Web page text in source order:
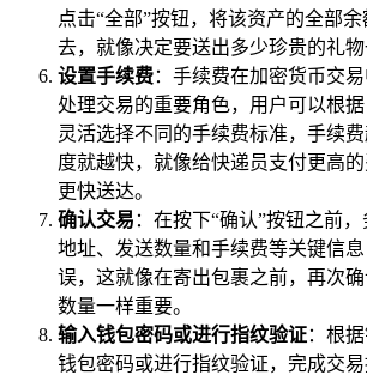
点击“全部”按钮，将该资产的全部
去，就像决定要送出多少珍贵的礼物
设置手续费：手续费在加密货币交
处理交易的重要角色，用户可以根据
灵活选择不同的手续费标准，手续费
度就越快，就像给快递员支付更高
更快送达。
确认交易 ：在按下“确认”按钮之前
地址、发送数量和手续费等关键信
误，这就像在寄出包裹之前，再次
数量一样重要。
输入钱包密码或进行指纹验证：根
钱包密码或进行指纹验证，完成交